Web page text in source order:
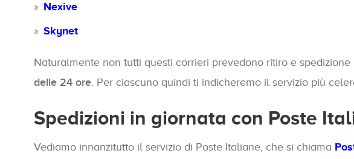
Nexive
Skynet
Naturalmente non tutti questi corrieri prevedono ritiro e
delle 24 ore. Per ciascuno quindi ti indicheremo il servizio più
Spedizioni in giornata con Poste
Vediamo innanzitutto il servizio di Poste Italiane, che si chiama